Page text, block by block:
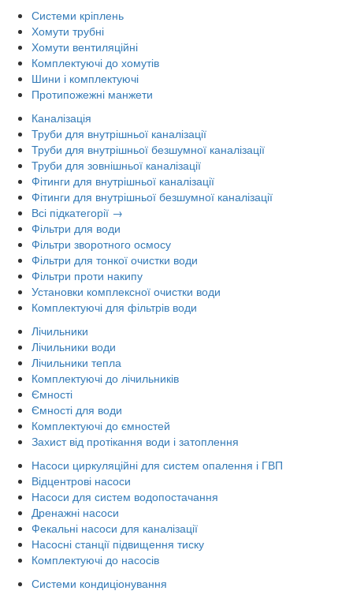
Системи кріплень
Хомути трубні
Хомути вентиляційні
Комплектуючі до хомутів
Шини і комплектуючі
Протипожежні манжети
Каналізація
Труби для внутрішньої каналізації
Труби для внутрішньої безшумної каналізації
Труби для зовнішньої каналізації
Фітинги для внутрішньої каналізації
Фітинги для внутрішньої безшумної каналізації
Всі підкатегорії →
Фільтри для води
Фільтри зворотного осмосу
Фільтри для тонкої очистки води
Фільтри проти накипу
Установки комплексної очистки води
Комплектуючі для фільтрів води
Лічильники
Лічильники води
Лічильники тепла
Комплектуючі до лічильників
Ємності
Ємності для води
Комплектуючі до ємностей
Захист від протікання води і затоплення
Насоси циркуляційні для систем опалення і ГВП
Відцентрові насоси
Насоси для систем водопостачання
Дренажні насоси
Фекальні насоси для каналізації
Насосні станції підвищення тиску
Комплектуючі до насосів
Системи кондиціонування